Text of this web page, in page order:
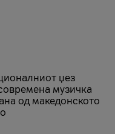
џез
музичка
од македонското